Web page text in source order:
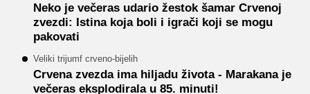
Neko je večeras udario žestok šamar Crvenoj
zvezdi: Istina koja boli i igrači koji se mogu
pakovati
Veliki trijumf crveno-bijelih
Crvena zvezda ima hiljadu života - Marakana je
večeras eksplodirala u 85. minuti!